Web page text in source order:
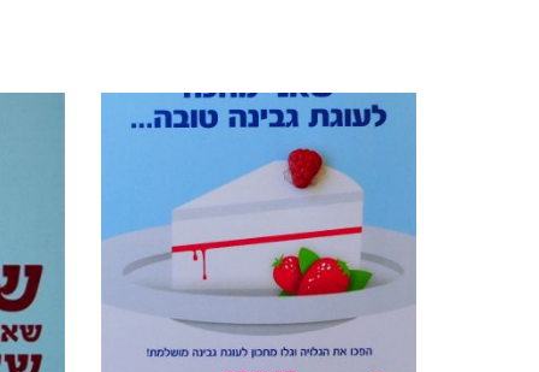
מוצרים קשורים